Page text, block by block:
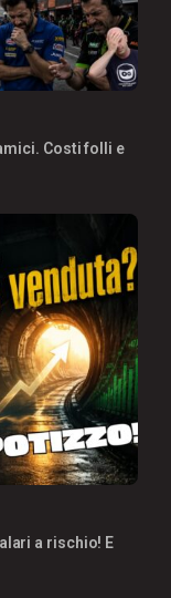
Costi folli e
a rischio! E